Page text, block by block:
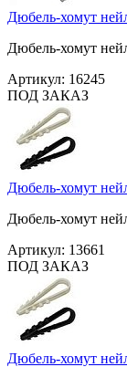
Дюбель-хомут
Дюбель-хомут
Артикул: 16245
ПОД ЗАКАЗ
Дюбель-хомут
Дюбель-хомут
Артикул: 13661
ПОД ЗАКАЗ
Дюбель-хомут